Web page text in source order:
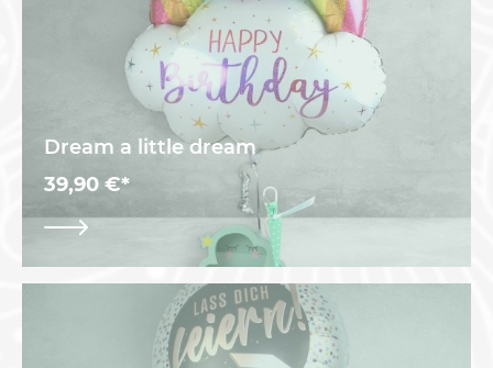
Dream a little dream
39,90 €*